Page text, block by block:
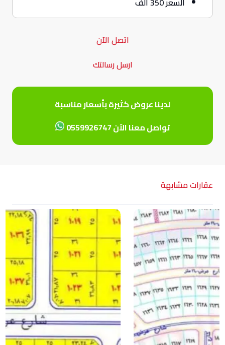
اتصل الآن
ارسل رسالتك
لدينا عروض كثيرة بأسعار مناسبة
تواصل معنا الآن 0559926747
عقارات مشابهة